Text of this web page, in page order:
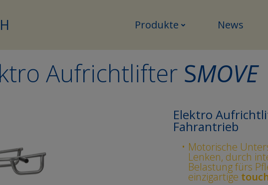
Produkte News
Aufrichtlifter SMOVE
Elektro
Fahrantrieb
Motorische
Lenken, durch
Belastung fürs
einzigartige